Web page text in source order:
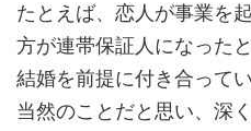
たとえば、恋人が事業を
方が連帯保証人になった
結婚を前提に付き合って
当然のことだと思い、深